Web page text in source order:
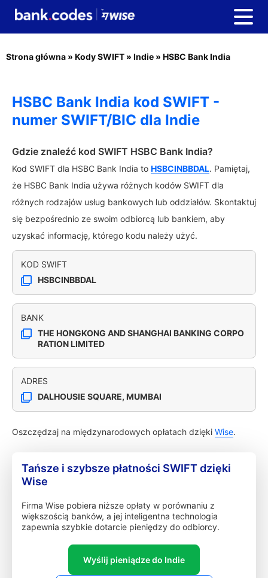
Strona główna » Kody SWIFT » Indie » HSBC Bank India
HSBC Bank India kod SWIFT -
numer SWIFT/BIC dla Indie
Gdzie znaleźć kod SWIFT HSBC Bank India?
Kod SWIFT dla HSBC Bank India to HSBCINBBDAL. Pamiętaj,
że HSBC Bank India używa różnych kodów SWIFT dla
różnych rodzajów usług bankowych lub oddziałów. Skontaktuj
się bezpośrednio ze swoim odbiorcą lub bankiem, aby
uzyskać informację, którego kodu należy użyć.
KOD SWIFT
HSBCINBBDAL
BANK
THE HONGKONG AND SHANGHAI BANKING CORPO
RATION LIMITED
ADRES
DALHOUSIE SQUARE, MUMBAI
Oszczędzaj na międzynarodowych opłatach dzięki Wise.
Tańsze i szybsze płatności SWIFT dzięki
Wise
Firma Wise pobiera niższe opłaty w porównaniu z
większością banków, a jej inteligentna technologia
zapewnia szybkie dotarcie pieniędzy do odbiorcy.
Wyślij pieniądze do Indie